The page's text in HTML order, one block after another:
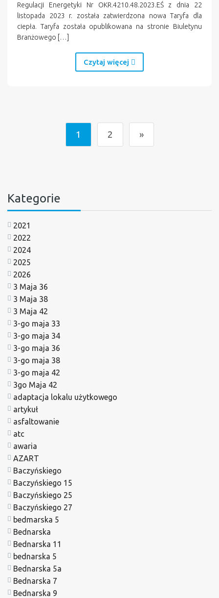
Regulacji Energetyki Nr OKR.4210.48.2023.EŚ z dnia 22
listopada 2023 r. została zatwierdzona nowa Taryfa dla
ciepła. Taryfa została opublikowana na stronie Biuletynu
Branżowego […]
Czytaj więcej
1 2 »
Kategorie
2021
2022
2024
2025
2026
3 Maja 36
3 Maja 38
3 Maja 42
3-go maja 33
3-go maja 34
3-go maja 36
3-go maja 38
3-go maja 42
3go Maja 42
adaptacja lokalu użytkowego
artykuł
asfaltowanie
atc
awaria
AZART
Baczyńskiego
Baczyńskiego 15
Baczyńskiego 25
Baczyńskiego 27
bedmarska 5
Bednarska
Bednarska 11
bednarska 5
Bednarska 5a
Bednarska 7
Bednarska 9